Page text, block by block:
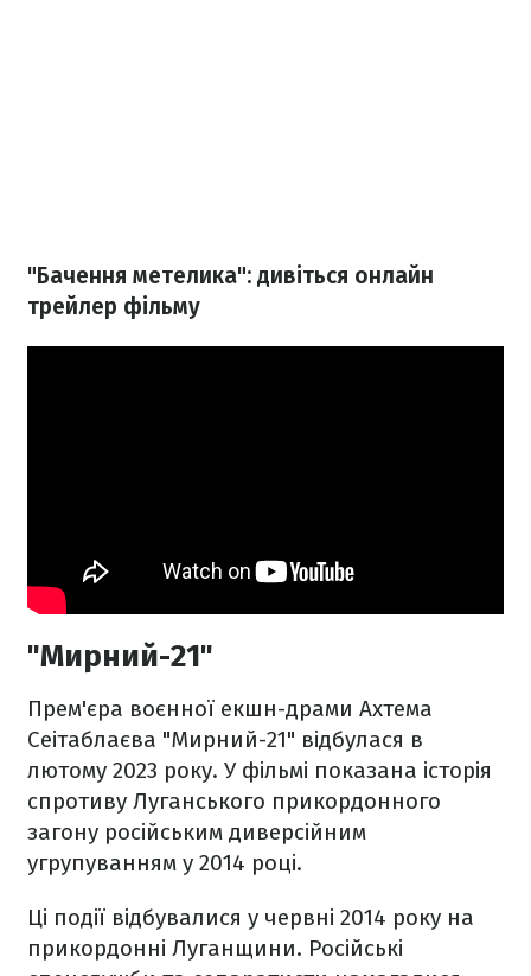
"Бачення метелика": дивіться онлайн
трейлер фільму
"Мирний-21"
Прем'єра воєнної екшн-драми Ахтема
Сеітаблаєва "Мирний-21" відбулася в
лютому 2023 року. У фільмі показана історія
спротиву Луганського прикордонного
загону російським диверсійним
угрупуванням у 2014 році.
Ці події відбувалися у червні 2014 року на
прикордонні Луганщини. Російські